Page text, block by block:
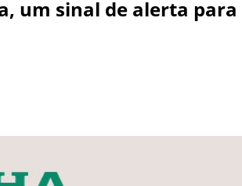
um sinal de alerta